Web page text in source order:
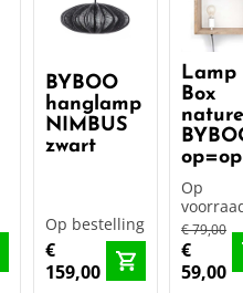
BYBOO
hanglamp
NIMBUS
zwart
Op bestelling
€
159,00
Lamp
Box
op=op
Op
€ 79,00
€
59,00